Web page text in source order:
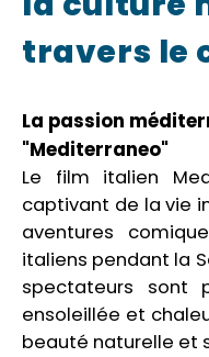
travers le
La passion
"Mediterraneo"
Le film italien
captivant de la vie
aventures
italiens pendant la
spectateurs sont
ensoleillée et
beauté naturelle et